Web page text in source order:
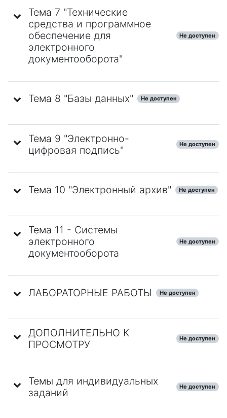
Тема 7 "Технические
средства и программное
обеспечение для
электронного
документооборота"
Не доступен
Тема 8 "Базы данных" Не доступен
Тема 9 "Электронно-
цифровая подпись"
Не доступен
Тема 10 "Электронный архив" Не доступен
Тема 11 - Системы
электронного
документооборота
Не доступен
ЛАБОРАТОРНЫЕ РАБОТЫ Не доступен
ДОПОЛНИТЕЛЬНО К
ПРОСМОТРУ
Не доступен
Темы для индивидуальных
заданий
Не доступен